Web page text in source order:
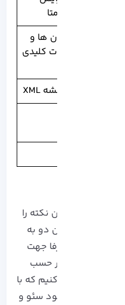
توضیحات متا
بررسی زیر عنوان ها و
نمایش تعداد لمات کلیدی
ایجاد و تنظیم نقشه XML
قبل از شروع مقایسه Rank math و Yoast SEO، این نکته را
تفاوت های این دو به
نمی باشد و صرفا جهت
وردپرسی بر حسب
این نیز اشاره کنیم که با
توان انتظار بهبود سئو و